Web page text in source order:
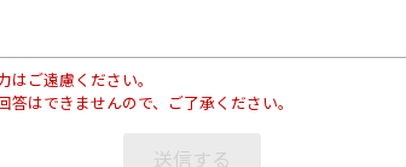
ご遠慮ください。
はできませんので、ご了承ください。